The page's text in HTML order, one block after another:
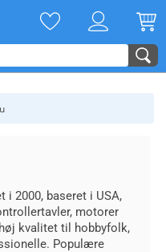
i 2000, baseret i USA,
motorer
kvalitet til hobbyfolk,
Populære